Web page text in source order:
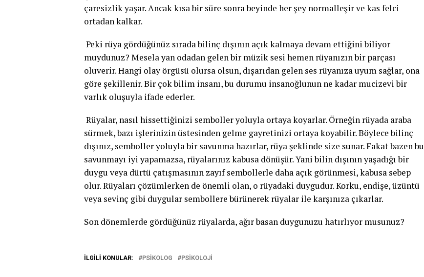
çaresizlik yaşar. Ancak kısa bir süre sonra beyinde her şey normalleşir ve kas felci
ortadan kalkar.
Peki rüya gördüğünüz sırada bilinç dışının açık kalmaya devam ettiğini biliyor
muydunuz? Mesela yan odadan gelen bir müzik sesi hemen rüyanızın bir parçası
oluverir. Hangi olay örgüsü olursa olsun, dışarıdan gelen ses rüyanıza uyum sağlar, ona
göre şekillenir. Bir çok bilim insanı, bu durumu insanoğlunun ne kadar mucizevi bir
varlık oluşuyla ifade ederler.
Rüyalar, nasıl hissettiğinizi semboller yoluyla ortaya koyarlar. Örneğin rüyada araba
sürmek, bazı işlerinizin üstesinden gelme gayretinizi ortaya koyabilir. Böylece bilinç
dışınız, semboller yoluyla bir savunma hazırlar, rüya şeklinde size sunar. Fakat bazen bu
savunmayı iyi yapamazsa, rüyalarınız kabusa dönüşür. Yani bilin dışının yaşadığı bir
duygu veya dürtü çatışmasının zayıf sembollerle daha açık görünmesi, kabusa sebep
olur. Rüyaları çözümlerken de önemli olan, o rüyadaki duygudur. Korku, endişe, üzüntü
veya sevinç gibi duygular sembollere bürünerek rüyalar ile karşınıza çıkarlar.
Son dönemlerde gördüğünüz rüyalarda, ağır basan duygunuzu hatırlıyor musunuz?
İLGILI KONULAR: PSIKOLOG PSIKOLOJI